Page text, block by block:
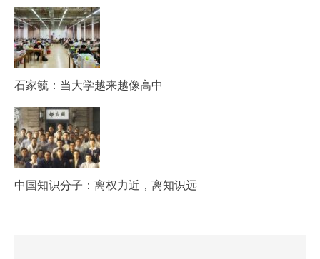
石家毓：当大学越来越像高中
中国知识分子：离权力近，离知识远